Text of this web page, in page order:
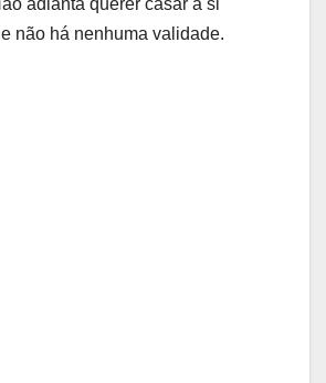
adianta querer casar a si
não há nenhuma validade.